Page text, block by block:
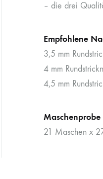
– die drei
Empfohlene
3,5 mm
4 mm
4,5 mm
Maschenprobe
21 Maschen x